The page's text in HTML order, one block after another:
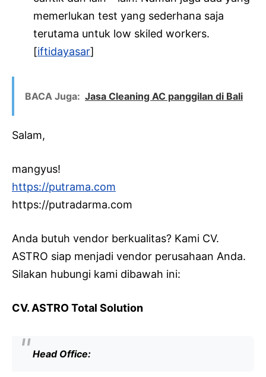
memerlukan test yang sederhana saja
terutama untuk low skiled workers.
[iftidayasar]
BACA Juga: Jasa Cleaning AC panggilan di Bali
Salam,
mangyus!
https://putrama.com
https://putradarma.com
Anda butuh vendor berkualitas? Kami CV.
ASTRO siap menjadi vendor perusahaan Anda.
Silakan hubungi kami dibawah ini:
CV. ASTRO Total Solution
Head Office: